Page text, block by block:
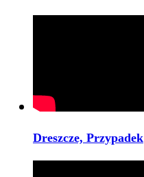
Dreszcze, Przypadek